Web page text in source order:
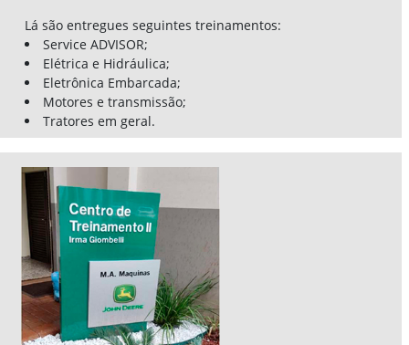
Campo Mourão - PR
Em Campo Mourão, como não podia ser diferente,
homenagem a esposa de nosso fundador, foi nomeado CT
Irma Giombelli:
Lá são entregues seguintes treinamentos: